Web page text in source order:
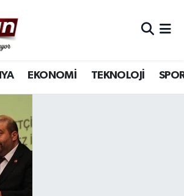
EKONOMİ TEKNOLOJİ
Durumu ve Fikstür